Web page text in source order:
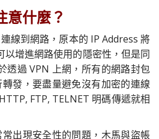
意什麼？
線到網路，原本的 IP Address 將
以增進網路使用的隱密性，但是同
透過 VPN 上網，所有的網路封包
發，要盡量避免沒有加密的連線
FTP, TELNET 明碼傳遞就相
出現安全性的問題，木馬與盜帳